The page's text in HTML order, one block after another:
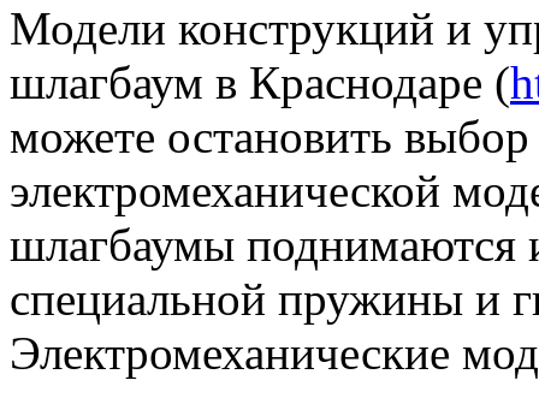
Модели конструкций и
шлагбаум в Краснодаре (
можете остановить
электромеханической
шлагбаумы поднимаются
специальной пружины и
Электромеханические